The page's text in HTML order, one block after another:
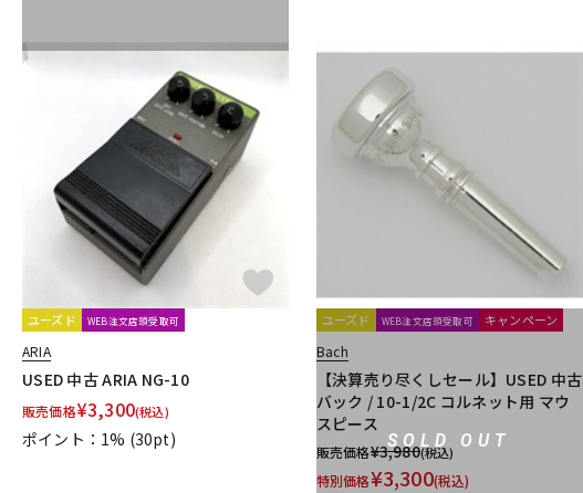
ユーズド WEB注文店頭受取可
ARIA
USED 中古 ARIA NG-10
販売価格¥3,300(税込)
ポイント：1% (30pt) SOLD OUT
ユーズド WEB注文店頭受取可 キャンペーン
Bach
【決算売り尽くしセール】USED 中古
バック / 10-1/2C コルネット用 マウ
スピース
販売価格¥3,980(税込)
特別価格¥3,300(税込)